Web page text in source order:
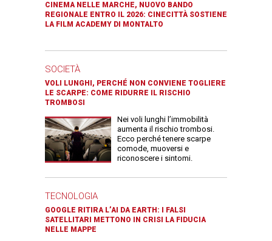
CINEMA NELLE MARCHE, NUOVO BANDO
REGIONALE ENTRO IL 2026: CINECITTÀ SOSTIENE
LA FILM ACADEMY DI MONTALTO
SOCIETÀ
VOLI LUNGHI, PERCHÉ NON CONVIENE TOGLIERE
LE SCARPE: COME RIDURRE IL RISCHIO
TROMBOSI
Nei voli lunghi l’immobilità
aumenta il rischio trombosi.
Ecco perché tenere scarpe
comode, muoversi e
riconoscere i sintomi.
TECNOLOGIA
GOOGLE RITIRA L’AI DA EARTH: I FALSI
SATELLITARI METTONO IN CRISI LA FIDUCIA
NELLE MAPPE